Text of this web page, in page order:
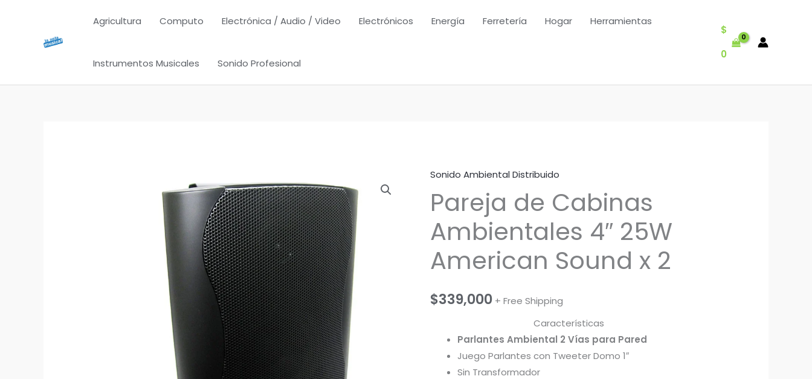
contenido
Agricultura Computo Electrónica / Audio / Video Electrónicos Energía Ferretería Hogar Herramientas
Instrumentos Musicales Sonido Profesional
$
0
Sonido Ambiental Distribuido
Pareja de Cabinas
Ambientales 4″ 25W
American Sound x 2
$339,000 + Free Shipping
Características
Parlantes Ambiental 2 Vías para Pared
Juego Parlantes con Tweeter Domo 1″
Sin Transformador